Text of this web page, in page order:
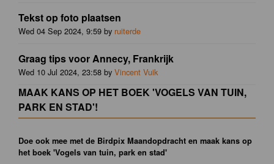
Tekst op foto plaatsen
Wed 04 Sep 2024, 9:59 by ruiterde
Graag tips voor Annecy, Frankrijk
Wed 10 Jul 2024, 23:58 by Vincent Vuik
MAAK KANS OP HET BOEK 'VOGELS VAN TUIN,
PARK EN STAD'!
Doe ook mee met de Birdpix Maandopdracht en maak kans op
het boek 'Vogels van tuin, park en stad'